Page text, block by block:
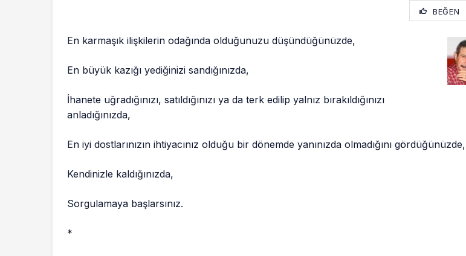
BEĞEN
En karmaşık ilişkilerin odağında olduğunuzu düşündüğünüzde,
En büyük kazığı yediğinizi sandığınızda,
İhanete uğradığınızı, satıldığınızı ya da terk edilip yalnız bırakıldığınızı
anladığınızda,
En iyi dostlarınızın ihtiyacınız olduğu bir dönemde yanınızda olmadığını gördüğünüzde,
Kendinizle kaldığınızda,
Sorgulamaya başlarsınız.
*